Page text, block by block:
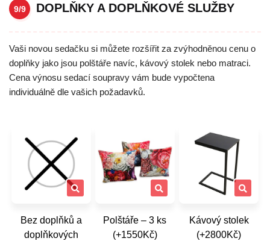
9/9 DOPLŇKY A DOPLŇKOVÉ SLUŽBY
Vaši novou sedačku si můžete rozšířit za zvýhodněnou cenu o
doplňky jako jsou polštáře navíc, kávový stolek nebo matraci.
Cena výnosu sedací soupravy vám bude vypočtena
individuálně dle vašich požadavků.
Bez doplňků a
doplňkových
Polštáře – 3 ks
(+1550Kč)
Kávový stolek
(+2800Kč)